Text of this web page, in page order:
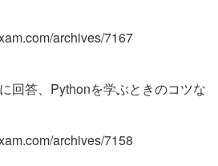
archives/7167
回答、Pythonを学ぶときのコツな
archives/7158